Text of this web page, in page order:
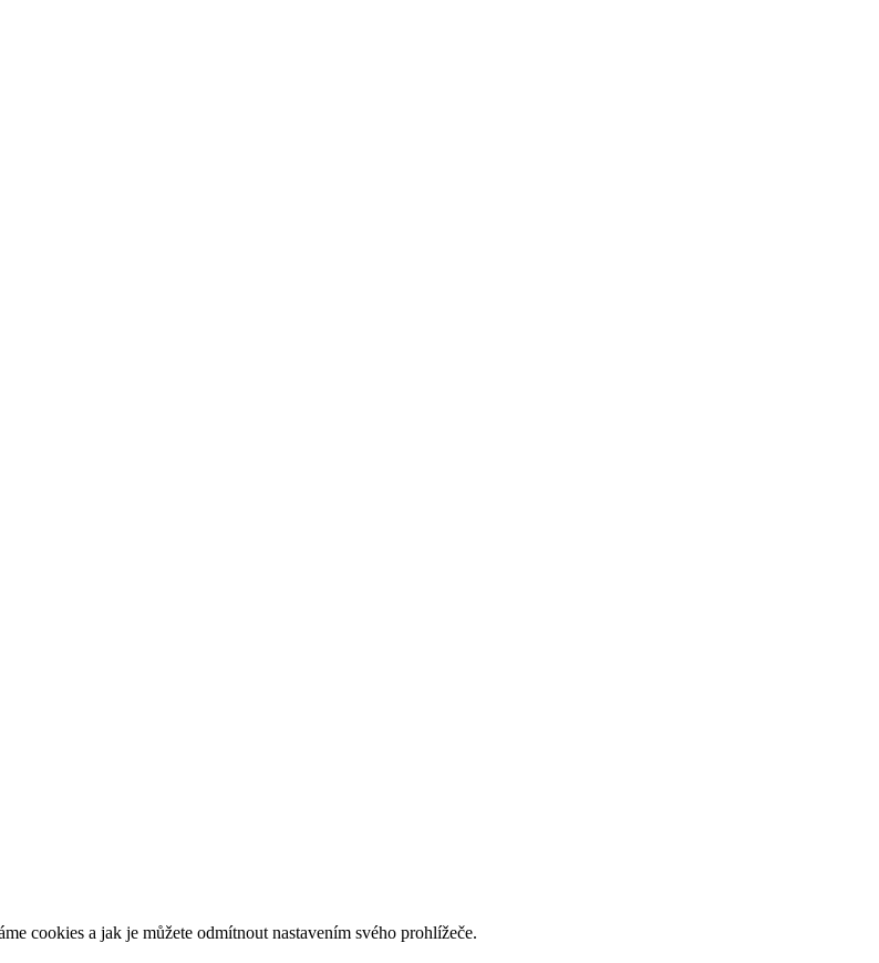
cookies a jak je můžete odmítnout nastavením svého prohlížeče.